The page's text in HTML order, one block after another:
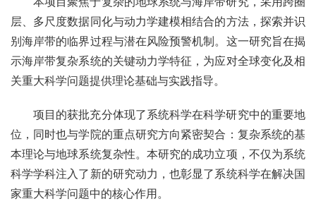
层、多尺度数据同化与动力学建模相结合的方法，探索并识
别海岸带的临界过程与潜在风险预警机制。这一研究旨在揭
示海岸带复杂系统的关键动力学特征，为应对全球变化及相
关重大科学问题提供理论基础与实践指导。
项目的获批充分体现了系统科学在科学研究中的重要地
位，同时也与学院的重点研究方向紧密契合：复杂系统的基
本理论与地球系统复杂性。本研究的成功立项，不仅为系统
科学学科注入了新的研究动力，也彰显了系统科学在解决国
家重大科学问题中的核心作用。